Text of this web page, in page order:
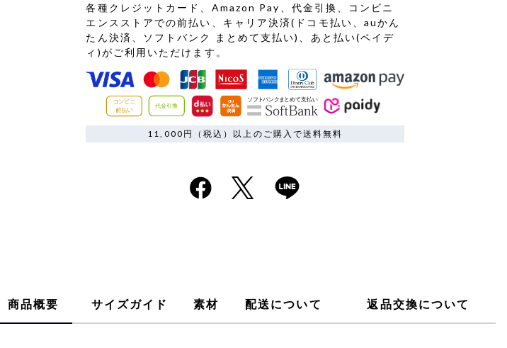
各種クレジットカード、Amazon Pay、代金引換、コンビニ
エンスストアでの前払い、キャリア決済(ドコモ払い、auかん
たん決済、ソフトバンク まとめて支払い)、あと払い(ペイデ
ィ)がご利用いただけます。
11,000円（税込）以上のご購入で送料無料
商品概要 サイズガイド 素材 配送について 返品交換について